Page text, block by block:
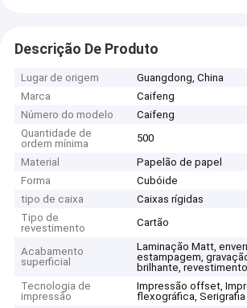
Descrição De Produto
Lugar de origem
Guangdong, China
Marca
Caifeng
Número do modelo
Caifeng
Quantidade de
ordem mínima
500
Material
Papelão de papel
Forma
Cubóide
tipo de caixa
Caixas rígidas
Tipo de
revestimento
Cartão
Acabamento
superficial
Laminação Matt,
estampagem,
brilhante,
Tecnologia de
impressão
Impressão offset,
flexográfica, Serigrafia